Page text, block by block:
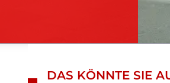
DAS KÖNNTE SIE